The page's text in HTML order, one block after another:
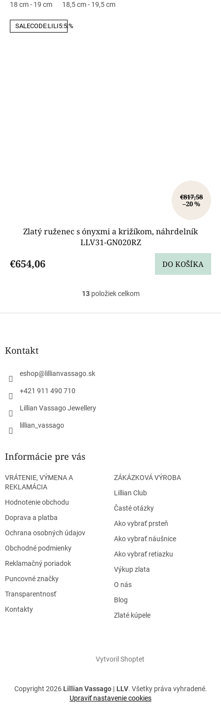
18 cm - 19 cm 18,5 cm - 19,5 cm
SALECODE:LILI5:5:%
€817,58
–20 %
Zlatý ruženec s ónyxmi a križíkom, náhrdelník
LLV31-GN020RZ
€654,06 DO KOŠÍKA
O
l
u
13položiek celkom
Z
Kontakt
eshop@ lillianvassago.sk
+421 911 490 710
Lillian Vassago Jewellery
lillian_vassago
Informácie pre vás
VRÁTENIE, VÝMENA A
REKLAMÁCIA
Hodnotenie obchodu
Doprava a platba
Ochrana osobných údajov
Obchodné podmienky
Reklamačný poriadok
Puncovné značky
Transparentnosť
Kontakty
ZÁKÁZKOVÁ VÝROBA
Lillian Club
Časté otázky
Ako vybrať prsteň
Ako vybrať náušnice
Ako vybrať retiazku
Výkup zlata
O nás
Blog
Zlaté kúpele
Vytvoril Shoptet
Copyright 2026 Lillian Vassago | LLV. Všetky práva vyhradené.
Upraviť nastavenie cookies